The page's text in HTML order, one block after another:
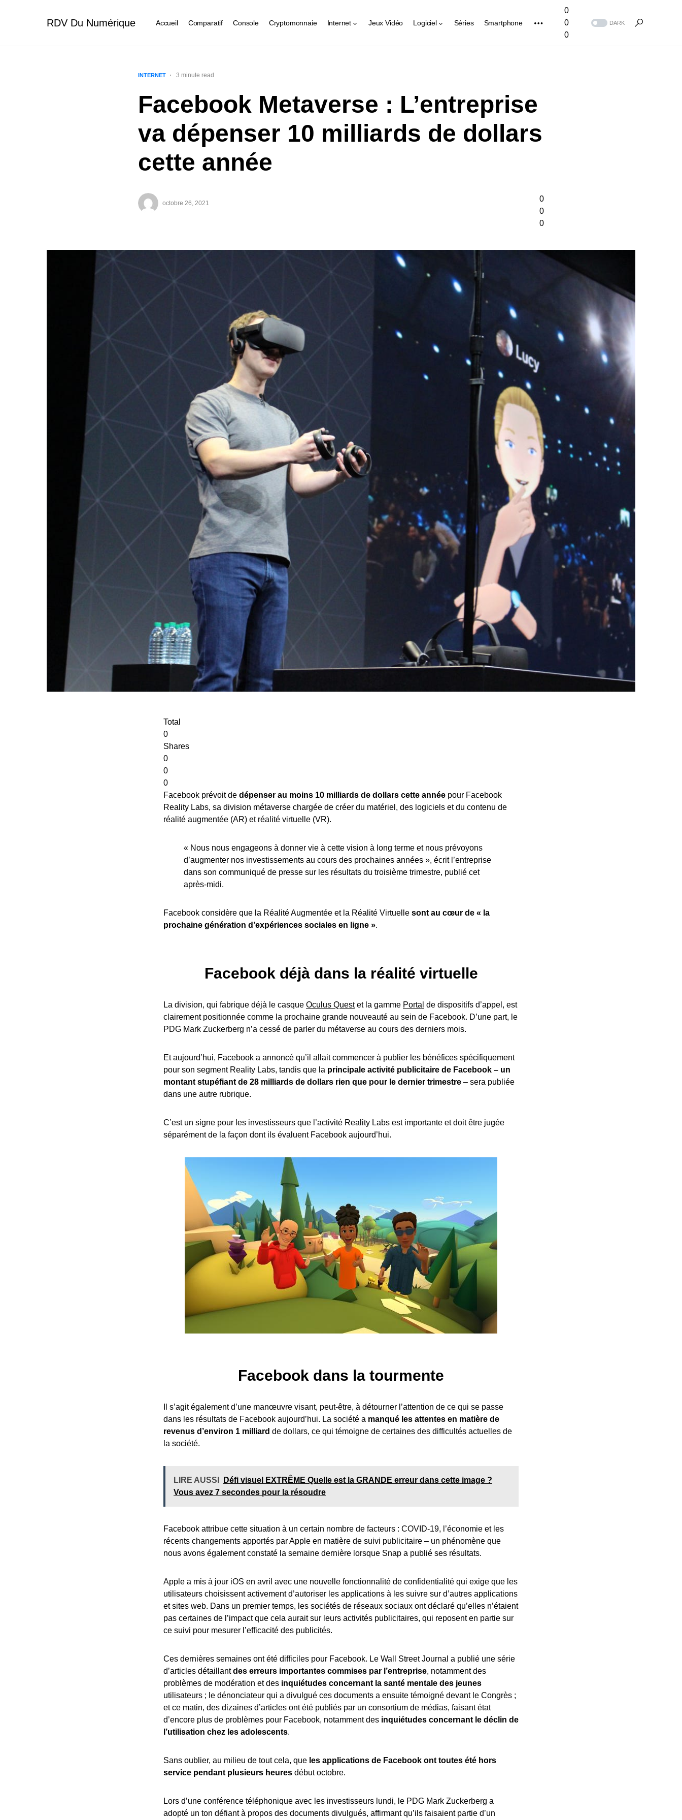
RDV Du Numérique Accueil Comparatif Console Cryptomonnaie Internet Jeux Vidéo Logiciel Séries Smartphone
0
0
0
DARK
INTERNET 3 minute read
Facebook Metaverse : L’entreprise
va dépenser 10 milliards de dollars
cette année
octobre 26, 2021
0
0
0
Total
0
Shares
0
0
0
Facebook prévoit de dépenser au moins 10 milliards de dollars cette année pour Facebook
Reality Labs, sa division métaverse chargée de créer du matériel, des logiciels et du contenu de
réalité augmentée (AR) et réalité virtuelle (VR).
« Nous nous engageons à donner vie à cette vision à long terme et nous prévoyons
d’augmenter nos investissements au cours des prochaines années », écrit l’entreprise
dans son communiqué de presse sur les résultats du troisième trimestre, publié cet
après-midi.
Facebook considère que la Réalité Augmentée et la Réalité Virtuelle sont au cœur de « la
prochaine génération d’expériences sociales en ligne ».
Facebook déjà dans la réalité virtuelle
La division, qui fabrique déjà le casque Oculus Questet la gamme Portal de dispositifs d’appel, est
clairement positionnée comme la prochaine grande nouveauté au sein de Facebook. D’une part, le
PDG Mark Zuckerberg n’a cessé de parler du métaverse au cours des derniers mois.
Et aujourd’hui, Facebook a annoncé qu’il allait commencer à publier les bénéfices spécifiquement
pour son segment Reality Labs, tandis que la principale activité publicitaire de Facebook – un
montant stupéfiant de 28 milliards de dollars rien que pour le dernier trimestre – sera publiée
dans une autre rubrique.
C’est un signe pour les investisseurs que l’activité Reality Labs est importante et doit être jugée
séparément de la façon dont ils évaluent Facebook aujourd’hui.
Facebook dans la tourmente
Il s’agit également d’une manœuvre visant, peut-être, à détourner l’attention de ce qui se passe
dans les résultats de Facebook aujourd’hui. La société a manqué les attentes en matière de
revenus d’environ 1 milliard de dollars, ce qui témoigne de certaines des difficultés actuelles de
la société.
LIRE AUSSI
Défi visuel EXTRÊME Quelle est la GRANDE erreur dans cette image ?
Vous avez 7 secondes pour la résoudre
Facebook attribue cette situation à un certain nombre de facteurs : COVID-19, l’économie et les
récents changements apportés par Apple en matière de suivi publicitaire – un phénomène que
nous avons également constaté la semaine dernière lorsque Snap a publié ses résultats.
Apple a mis à jour iOS en avril avec une nouvelle fonctionnalité de confidentialité qui exige que les
utilisateurs choisissent activement d’autoriser les applications à les suivre sur d’autres applications
et sites web. Dans un premier temps, les sociétés de réseaux sociaux ont déclaré qu’elles n’étaient
pas certaines de l’impact que cela aurait sur leurs activités publicitaires, qui reposent en partie sur
ce suivi pour mesurer l’efficacité des publicités.
Ces dernières semaines ont été difficiles pour Facebook. Le Wall Street Journal a publié une série
d’articles détaillantdes erreurs importantes commises par l’entreprise, notamment des
problèmes de modération et des inquiétudes concernant la santé mentale des jeunes
utilisateurs ; le dénonciateur qui a divulgué ces documents a ensuite témoigné devant le Congrès ;
et ce matin, des dizaines d’articles ont été publiés par un consortium de médias, faisant état
d’encore plus de problèmes pour Facebook, notamment des inquiétudes concernant le déclin de
l’utilisation chez les adolescents.
Sans oublier, au milieu de tout cela, que les applications de Facebook ont toutes été hors
service pendant plusieurs heures début octobre.
Lors d’une conférence téléphonique avec les investisseurs lundi, le PDG Mark Zuckerberg a
adopté un ton défiant à propos des documents divulgués, affirmant qu’ils faisaient partie d’un